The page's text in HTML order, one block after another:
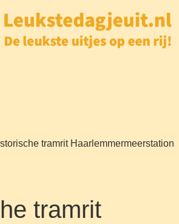
tramrit Haarlemmermeerstation
tramrit